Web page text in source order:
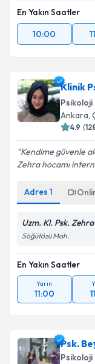
En Yakın Saatler
10:00
Klinik
Psikoloji
Ankara,
4.9 (
Kendime güvenle
Zehra hocamı
Adres 1
Uzm. Kl. Psk.
Söğütözü Mah.
En Yakın Saatler
Yarın
11:00
Psk.
Psikoloji